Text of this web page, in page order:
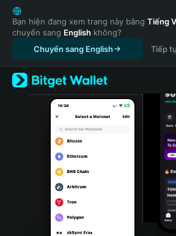
English
日本語
Tiếng Việt
Русский
Español (Latinoamérica)
Türkçe
Italiano
Português (Portugal)
Bahasa Indonesia
Bạn hiện đang xem trang này bằng Tiếng
chuyển sang English không?
Chuyển sang English
Tiếp